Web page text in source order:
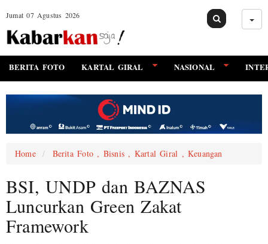
Jumat 07 Agustus 2026
BERITA FOTO KARTAL GIRAL NASIONAL
Home Berita Foto , Bisnis , Kartal Giral , Keuangan
BSI, UNDP dan BAZNAS
Luncurkan Green Zakat
Framework